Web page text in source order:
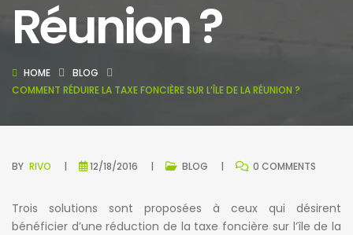
Réunion ?
HOME
BLOG
COMMENT RÉDUIRE LA TAXE FONCIÈRE SUR L’ÎLE DE LA RÉUNION ?
BY RIVO 12/18/2016 BLOG 0 COMMENTS
Trois solutions sont proposées à ceux qui désirent
bénéficier d’une réduction de la taxe foncière sur l’île de la